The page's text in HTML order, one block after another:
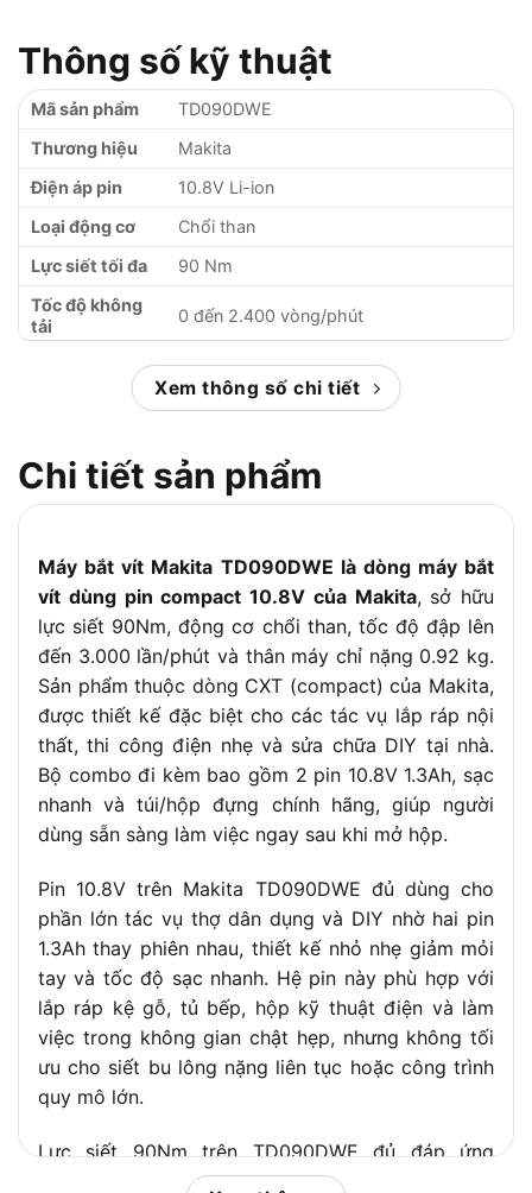
Thông số kỹ thuật
Mã sản phẩm
TD090DWE
Thương hiệu
Makita
Điện áp pin
10.8V Li-ion
Loại động cơ
Chổi than
Lực siết tối đa
90 Nm
Tốc độ không
tải
0 đến 2.400 vòng/phút
0 đến 3.000 lần/phút
Lục giác 1/4″ (6.35mm)
Vặn ốc tiêu
chuẩn
M5 đến M12
cao
M5 đến M10
Vặn ren thô
(ren dài)
22 đến 90 mm
Kích thước (D x
R x C)
155 x 54 x 178 mm
Trọng lượng
0.92 kg
Phụ kiện đi
kèm
2 pin 10.8V 1.3Ah, 1 sạc nhanh, túi/hộp
đựng chính hãng
Xem thông số chi tiết
Chi tiết sản phẩm
Máy bắt vít Makita TD090DWE là dòng máy bắt
vít dùng pin compact 10.8V của Makita, sở hữu
lực siết 90Nm, động cơ chổi than, tốc độ đập lên
đến 3.000 lần/phút và thân máy chỉ nặng 0.92 kg.
Sản phẩm thuộc dòng CXT (compact) của Makita,
được thiết kế đặc biệt cho các tác vụ lắp ráp nội
thất, thi công điện nhẹ và sửa chữa DIY tại nhà.
Bộ combo đi kèm bao gồm 2 pin 10.8V 1.3Ah, sạc
nhanh và túi/hộp đựng chính hãng, giúp người
dùng sẵn sàng làm việc ngay sau khi mở hộp.
Pin 10.8V trên Makita TD090DWE đủ dùng cho
phần lớn tác vụ thợ dân dụng và DIY nhờ hai pin
1.3Ah thay phiên nhau, thiết kế nhỏ nhẹ giảm mỏi
tay và tốc độ sạc nhanh. Hệ pin này phù hợp với
lắp ráp kệ gỗ, tủ bếp, hộp kỹ thuật điện và làm
việc trong không gian chật hẹp, nhưng không tối
ưu cho siết bu lông nặng liên tục hoặc công trình
quy mô lớn.
Lực siết 90Nm trên TD090DWE đủ đáp ứng
khoảng 80 đến 90% nhu cầu thực tế của thợ nội